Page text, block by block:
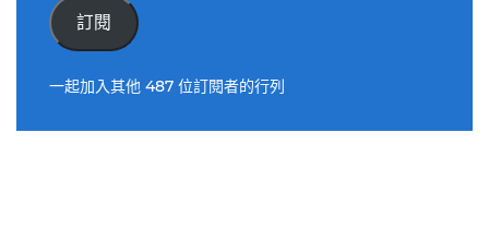
件
位
訂閱
一起加入其他 487 位訂閱者的行列